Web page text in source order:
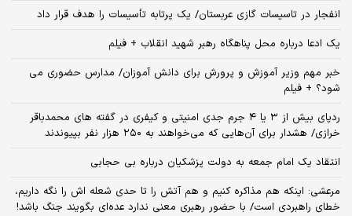
انفجار در تاسیسات گازی عربستان/ یک پرتابه تأسیسات را هدف قرار داد
یک ادعا درباره محل پناهگاه‌ رهبر شهید انقلاب + فیلم
خبر مهم وزیر آموزش و پرورش برای دانش آموزان/ مدارس حضوری می
شود؟ + فیلم
ردپای بیش از ۳ یا ۴ جرم جدی امنیتی و کیفری در گفته های محمدباقر
خرازی/ هشدار برای آن‌هایی که می‌خواهند به ۲۵۰ هزار نفر بپیوندند
انتقاد یک امام جمعه به دولت پزشکیان درباره بی حجابی
مرعشی: اینکه هم مذاکره کنیم و هم آتش را تا حدی شعله اش را نگه داریم،
خطای راهبردی است/ با حضور رهبری معنی ندارد عده‌ای بگویند جنگ باشد!